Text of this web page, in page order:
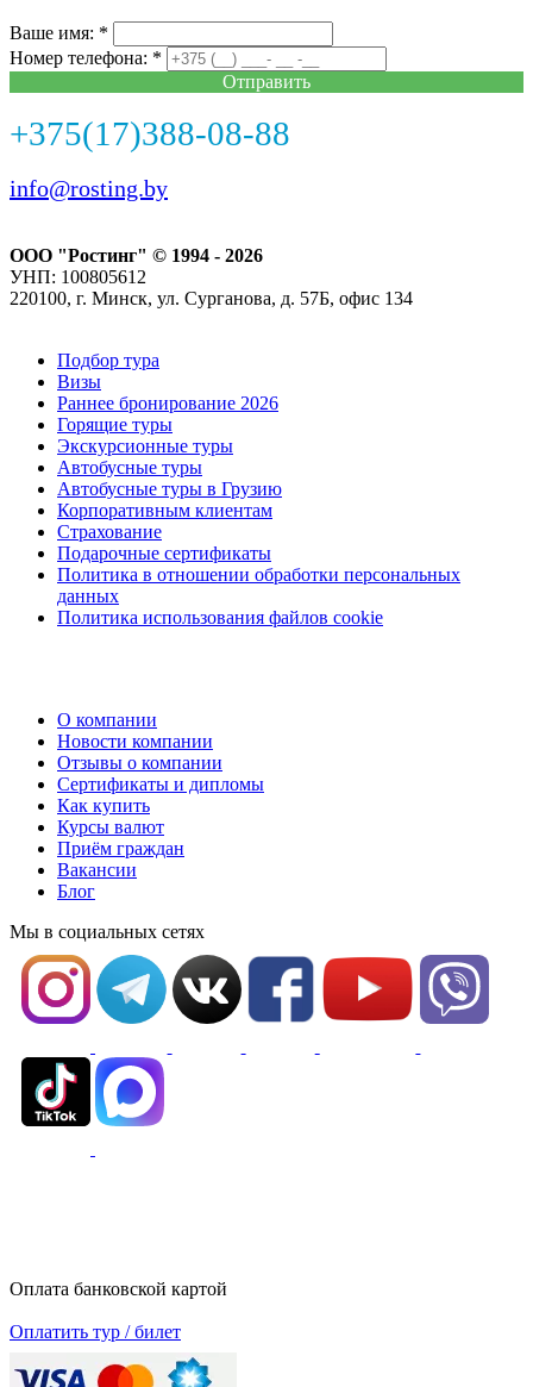
Ваше имя: *
Номер телефона: *
Отправить
+375(17)388-08-88
info@rosting.by
ООО "Ростинг" © 1994 - 2026
УНП: 100805612
220100, г. Минск, ул. Сурганова, д. 57Б, офис 134
Подбор тура
Визы
Раннее бронирование 2026
Горящие туры
Экскурсионные туры
Автобусные туры
Автобусные туры в Грузию
Корпоративным клиентам
Страхование
Подарочные сертификаты
Политика в отношении обработки персональных
данных
Политика использования файлов cookie
О компании
Новости компании
Отзывы о компании
Сертификаты и дипломы
Как купить
Курсы валют
Приём граждан
Вакансии
Блог
Мы в социальных сетях
Оплата банковской картой
Оплатить тур / билет